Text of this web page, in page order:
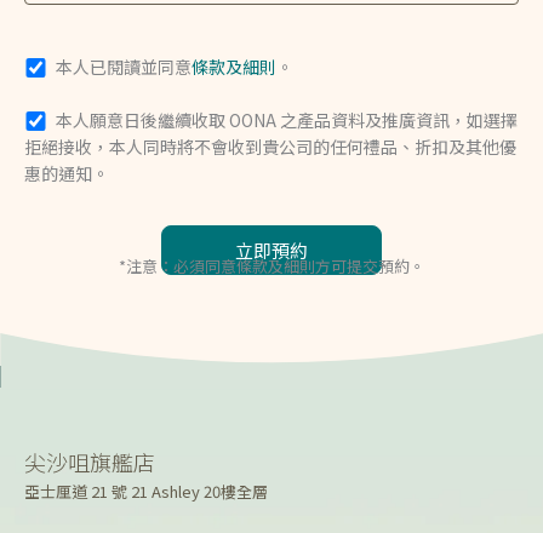
本人已閱讀並同意條款及細則 。
本人願意日後繼續收取 OONA 之產品資料及推廣資訊，如選擇
拒絕接收，本人同時將不會收到貴公司的任何禮品、折扣及其他優
惠的通知。
*注意：必須同意條款及細則方可提交預約。
尖沙咀旗艦店
亞士厘道 21 號 21 Ashley 20樓全層